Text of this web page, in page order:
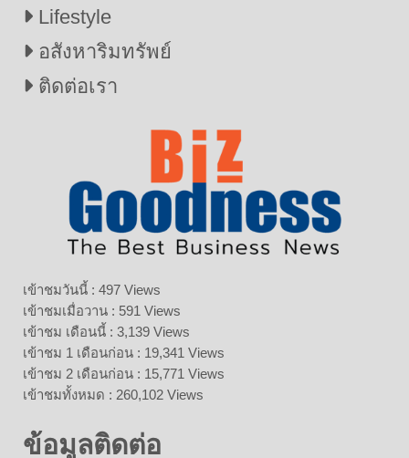
Lifestyle
อสังหาริมทรัพย์
ติดต่อเรา
เข้าชมวันนี้ : 497 Views
เข้าชมเมื่อวาน : 591 Views
เข้าชม เดือนนี้ : 3,139 Views
เข้าชม 1 เดือนก่อน : 19,341 Views
เข้าชม 2 เดือนก่อน : 15,771 Views
เข้าชมทั้งหมด : 260,102 Views
ข้อมูลติดต่อ